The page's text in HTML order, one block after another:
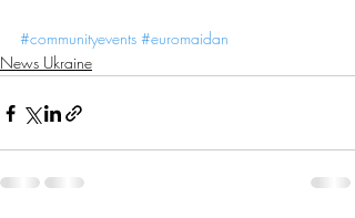
#communityevents #euromaidan
News Ukraine